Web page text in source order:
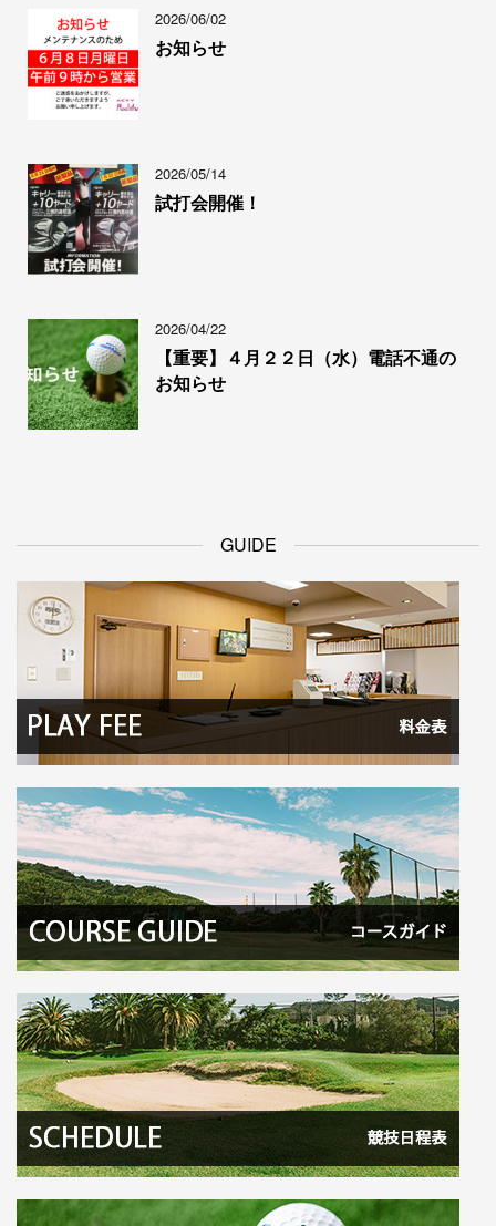
2026/06/02
お知らせ
2026/05/14
試打会開催！
2026/04/22
【重要】４月２２日（水）電話不通の
お知らせ
GUIDE